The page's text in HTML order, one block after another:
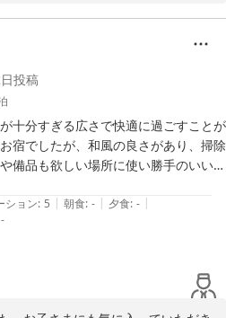
プします。是非癒しにお越しくださ
投稿
十分すぎる広さで快適に過ごすことが
宿でしたが、和風の良さがあり、掃除
備品も欲しい場所に使い勝手のいいも
よかったです。お布団もボリュームが
ーパーが徒歩圏内にあり、キッチンに
れていたので、地元食材を買い込み食
して利用しましたが、１泊目は大型有
とバイキングや外食に疲れていたとこ
ション: 5 | 朝食: - | 夕食: - |
-